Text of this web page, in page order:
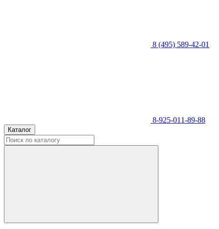
8 (495) 589-42-01
8-925-011-89-88
Каталог